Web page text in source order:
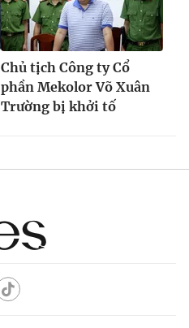
Chủ tịch Công ty Cổ
phần Mekolor Võ Xuân
Trường bị khởi tố